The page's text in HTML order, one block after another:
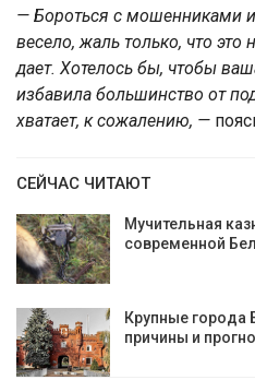
— Бороться с мошенниками
весело, жаль только, что это
дает. Хотелось бы, чтобы
избавила большинство от
хватает, к сожалению, —
СЕЙЧАС ЧИТАЮТ
Мучительная
современной
Крупные города
причины и